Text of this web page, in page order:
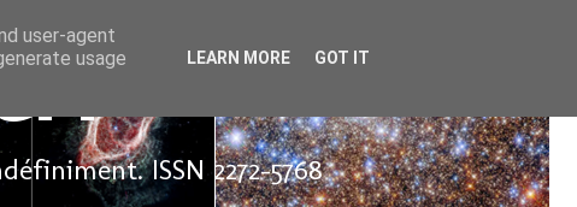
ISSN 2272-5768
user-agent
usage
LEARN MORE GOT IT